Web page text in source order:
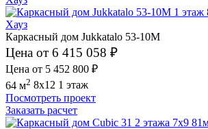
Каркасный дом Jukkatalo 53-10M
Цена от 6 415 058 ₽
Цена от 5 452 800 ₽
64 м2 8x12 1 этаж
Посмотреть проект
Заказать расчет